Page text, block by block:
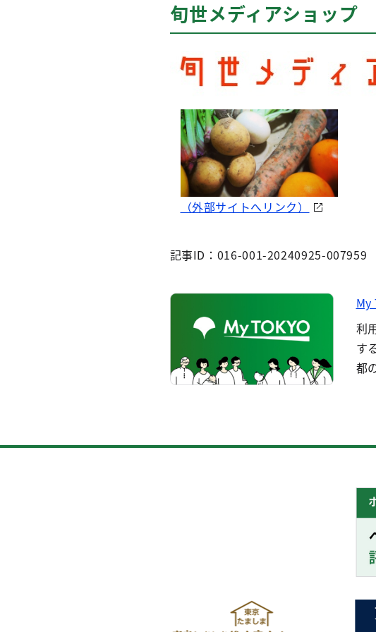
旬世メディアショップ
（外部サイトへリンク）
記事ID：016-001-20240925-007959
My
利
す
都